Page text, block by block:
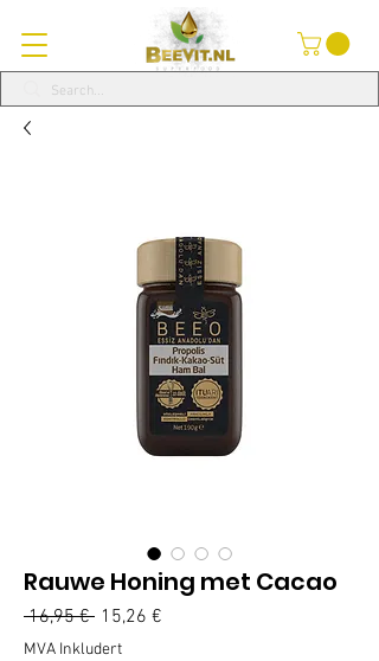
Rauwe Honing met Cacao
16,95 € Vanlig
pris
15,26 €
MVA Inkludert